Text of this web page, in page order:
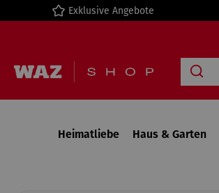
Zur Hauptnavigation springen
Exklusive Angebote
Heimatliebe Haus & Garten